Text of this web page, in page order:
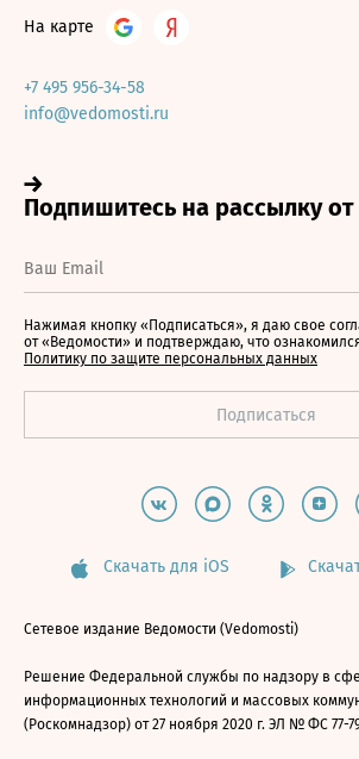
На карте
+7 495 956-34-58
info@vedomosti.ru
Нажимая кнопку «Подписаться», я даю свое
от «Ведомости» и подтверждаю, что
Политику по защите персональных данных
Скачать для iOS
Сетевое издание Ведомости (Vedomosti)
Решение Федеральной службы по надзору в
информационных технологий и массовых
(Роскомнадзор) от 27 ноября 2020 г. ЭЛ № ФС 77-